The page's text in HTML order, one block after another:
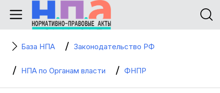
База НПА Законодательство РФ
НПА по Органам власти ФНПР